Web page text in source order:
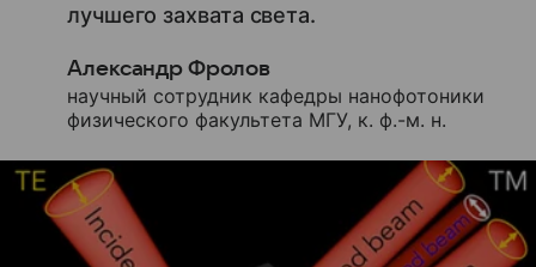
лучшего захвата света.
Александр Фролов
научный сотрудник кафедры нанофотоники
физического факультета МГУ, к. ф.-м. н.